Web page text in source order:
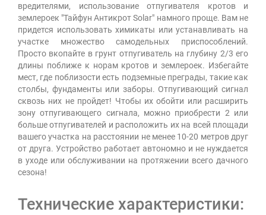
вредителями, использование отпугивателя кротов и
землероек "Тайфун Антикрот Solar" намного проще. Вам не
придется использовать химикаты или устанавливать на
участке множество самодельных приспособлений.
Просто вкопайте в грунт отпугиватель на глубину 2/3 его
длины поближе к норам кротов и землероек. Избегайте
мест, где поблизости есть подземные преграды, такие как
столбы, фундаменты или заборы. Отпугивающий сигнал
сквозь них не пройдет! Чтобы их обойти или расширить
зону отпугивающего сигнала, можно приобрести 2 или
больше отпугивателей и расположить их на всей площади
вашего участка на расстоянии не менее 10-20 метров друг
от друга. Устройство работает автономно и не нуждается
в уходе или обслуживании на протяжении всего дачного
сезона!
Технические характеристики: